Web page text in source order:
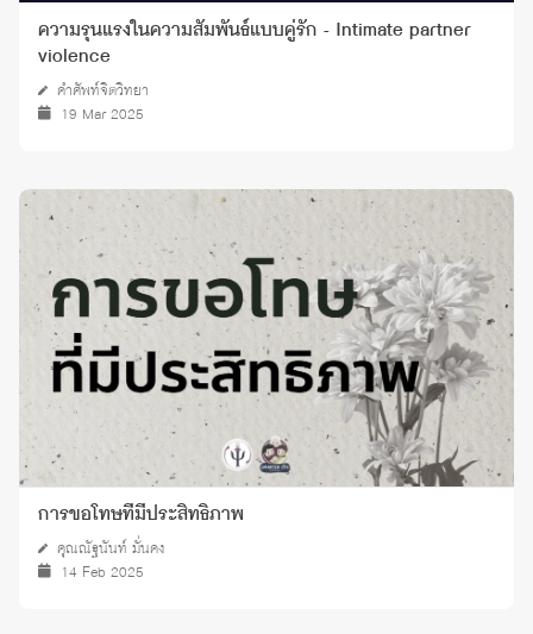
ความรุนแรงในความสัมพันธ์แบบคู่รัก - Intimate partner
violence
คำศัพท์จิตวิทยา
19 Mar 2025
การขอโทษที่มีประสิทธิภาพ
คุณณัฐนันท์ มั่นคง
14 Feb 2025